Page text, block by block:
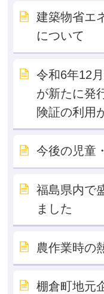
建築物省エ
について
令和6年12
が新たに発
険証の利用
今後の児童
福島県内で
ました
農作業時の
棚倉町地元